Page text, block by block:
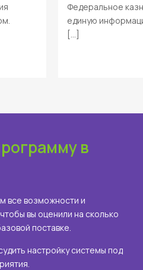
Федеральное
единую
[…]
в
все возможности и
вы оценили на сколько
поставке.
настройку системы под